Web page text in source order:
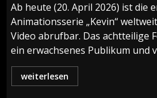
Ab heute (20. April 2026) ist die
Animationsserie „Kevin“
Video abrufbar. Das achtteilige
ein erwachsenes Publikum und
weiterlesen